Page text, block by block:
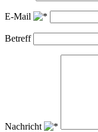
E-Mail
Betreff
Nachricht